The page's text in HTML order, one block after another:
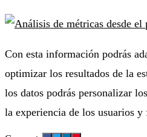
Con esta información podrás
optimizar los resultados de la
los datos podrás personalizar
la experiencia de los usuarios